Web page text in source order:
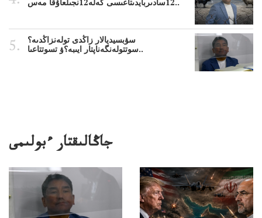
سۋبسيديالار زاڭدى تولەنزاڭدىە؟
سوتتولەنگەناپتار ايىبە؟ۋ تسوتتاعىا..
جاڭالىقتار ءبولىمى